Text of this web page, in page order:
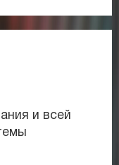
и всей